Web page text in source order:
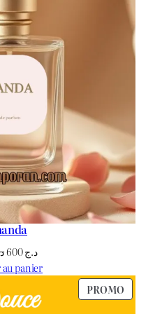
Le
prix
était :
د.ج600
Le
prix
est :
panier
PROMO
EN